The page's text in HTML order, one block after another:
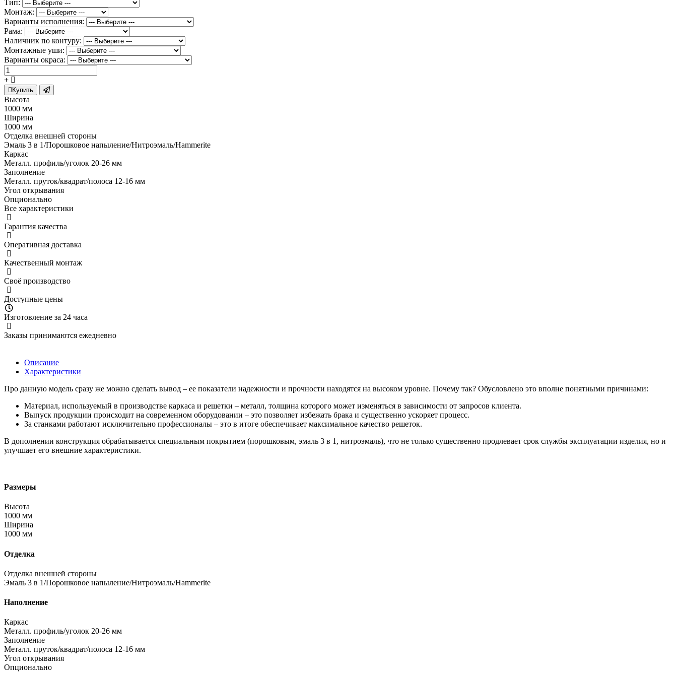
Тип:
Монтаж:
Варианты исполнения:
Рама:
Наличник по контуру:
Монтажные уши:
Варианты окраса:
Купить
Высота
1000 мм
Ширина
1000 мм
Отделка внешней стороны
Эмаль 3 в 1/Порошковое напыление/Нитроэмаль/Hammerite
Каркас
Металл. профиль/уголок 20-26 мм
Заполнение
Металл. пруток/квадрат/полоса 12-16 мм
Угол открывания
Опционально
Все характеристики
Гарантия качества
Оперативная доставка
Качественный монтаж
Своё производство
Доступные цены
Изготовление за 24 часа
Заказы принимаются ежедневно
Описание
Характеристики
Про данную модель сразу же можно сделать вывод – ее показатели надежности и прочности находятся на высоком уровне. Почему так? Обусловлено это вполне понятными причинами:
Материал, используемый в производстве каркаса и решетки – металл, толщина которого может изменяться в зависимости от запросов клиента.
Выпуск продукции происходит на современном оборудовании – это позволяет избежать брака и существенно ускоряет процесс.
За станками работают исключительно профессионалы – это в итоге обеспечивает максимальное качество решеток.
В дополнении конструкция обрабатывается специальным покрытием (порошковым, эмаль 3 в 1, нитроэмаль), что не только существенно продлевает срок службы эксплуатации изделия, но и
улучшает его внешние характеристики.
Размеры
Высота
1000 мм
Ширина
1000 мм
Отделка
Отделка внешней стороны
Эмаль 3 в 1/Порошковое напыление/Нитроэмаль/Hammerite
Наполнение
Каркас
Металл. профиль/уголок 20-26 мм
Заполнение
Металл. пруток/квадрат/полоса 12-16 мм
Угол открывания
Опционально